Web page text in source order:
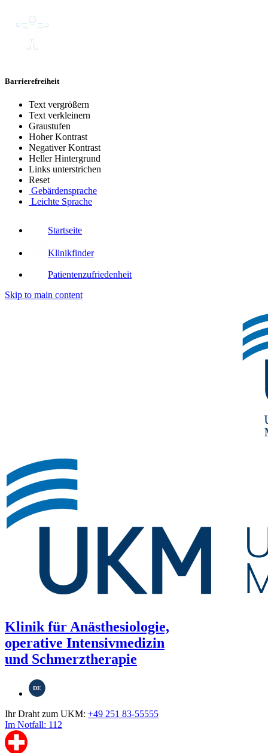
Barrierefreiheit
Text vergrößern
Text verkleinern
Graustufen
Hoher Kontrast
Negativer Kontrast
Heller Hintergrund
Links unterstrichen
Reset
Gebärdensprache
Leichte Sprache
Startseite
Klinikfinder
Patientenzufriedenheit
Skip to main content
Klinik für Anästhesiologie,
operative Intensivmedizin
und Schmerztherapie
DE
Ihr Draht zum UKM: +49 251 83-55555
Im Notfall: 112